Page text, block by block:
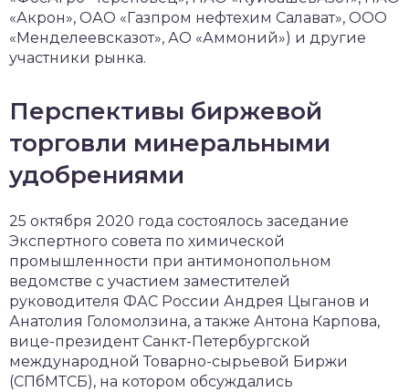
«Акрон», ОАО «Газпром нефтехим Салават», ООО
«Менделеевсказот», АО «Аммоний») и другие
участники рынка.
Перспективы биржевой
торговли минеральными
удобрениями
25 октября 2020 года состоялось заседание
Экспертного совета по химической
промышленности при антимонопольном
ведомстве с участием заместителей
руководителя ФАС России Андрея Цыганов и
Анатолия Голомолзина, а также Антона Карпова,
вице-президент Санкт-Петербургской
международной Товарно-сырьевой Биржи
(СПбМТСБ), на котором обсуждались